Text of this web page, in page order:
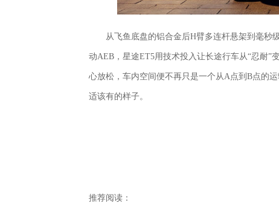
从飞鱼底盘的铝合金后H臂多连杆悬架到毫秒
动AEB，星途ET5用技术投入让长途行车从“忍耐”
心放松，车内空间便不再只是一个从A点到B点的
适该有的样子。
推荐阅读：